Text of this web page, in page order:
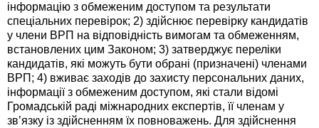
інформацію з обмеженим доступом та результати
спеціальних перевірок; 2) здійснює перевірку кандидатів
у члени ВРП на відповідність вимогам та обмеженням,
встановлених цим Законом; 3) затверджує переліки
кандидатів, які можуть бути обрані (призначені) членами
ВРП; 4) вживає заходів до захисту персональних даних,
інформації з обмеженим доступом, які стали відомі
Громадській раді міжнародних експертів, її членам у
зв’язку із здійсненням їх повноважень. Для здійснення